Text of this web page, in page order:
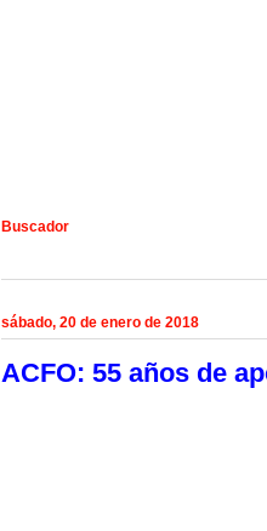
Buscador
sábado, 20 de enero de 2018
ACFO: 55 años de